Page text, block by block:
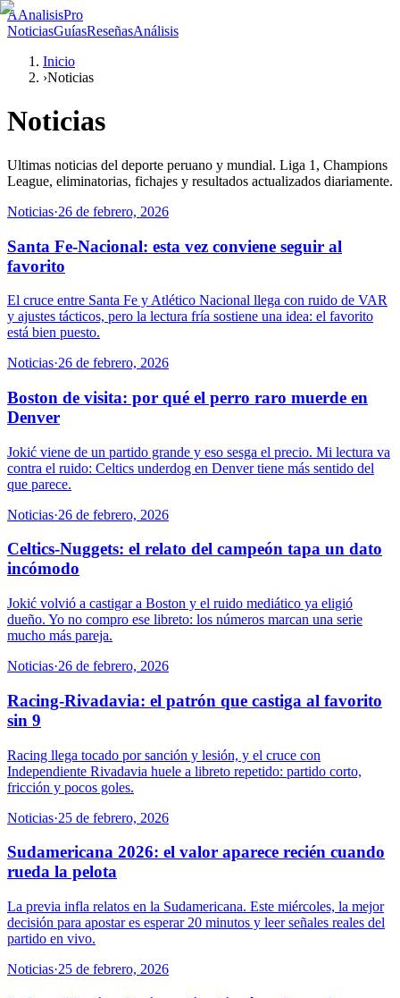
AAnalisisPro
NoticiasGuíasReseñasAnálisis
Inicio
›Noticias
Noticias
Ultimas noticias del deporte peruano y mundial. Liga 1, Champions
League, eliminatorias, fichajes y resultados actualizados diariamente.
Noticias·26 de febrero, 2026
Santa Fe-Nacional: esta vez conviene seguir al
favorito
El cruce entre Santa Fe y Atlético Nacional llega con ruido de VAR
y ajustes tácticos, pero la lectura fría sostiene una idea: el favorito
está bien puesto.
Noticias·26 de febrero, 2026
Boston de visita: por qué el perro raro muerde en
Denver
Jokić viene de un partido grande y eso sesga el precio. Mi lectura va
contra el ruido: Celtics underdog en Denver tiene más sentido del
que parece.
Noticias·26 de febrero, 2026
Celtics-Nuggets: el relato del campeón tapa un dato
incómodo
Jokić volvió a castigar a Boston y el ruido mediático ya eligió
dueño. Yo no compro ese libreto: los números marcan una serie
mucho más pareja.
Noticias·26 de febrero, 2026
Racing-Rivadavia: el patrón que castiga al favorito
sin 9
Racing llega tocado por sanción y lesión, y el cruce con
Independiente Rivadavia huele a libreto repetido: partido corto,
fricción y pocos goles.
Noticias·25 de febrero, 2026
Sudamericana 2026: el valor aparece recién cuando
rueda la pelota
La previa infla relatos en la Sudamericana. Este miércoles, la mejor
decisión para apostar es esperar 20 minutos y leer señales reales del
partido en vivo.
Noticias·25 de febrero, 2026